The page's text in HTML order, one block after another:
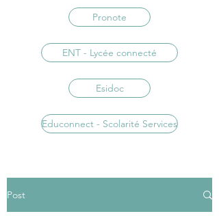
Pronote
ENT - Lycée connecté
Esidoc
Educonnect - Scolarité Services
Post